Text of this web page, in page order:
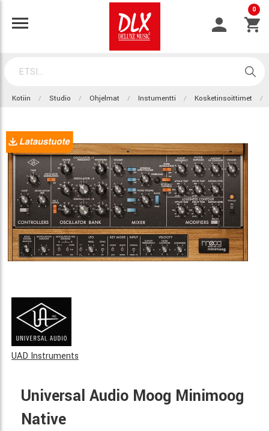
0
Kotiin Studio Ohjelmat Instumentti Kosketinsoittimet
UAD Instruments
Universal Audio Moog Minimoog
Native